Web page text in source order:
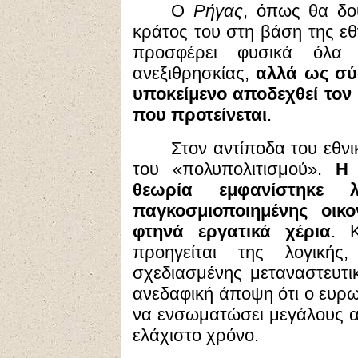
Ο Ρήγας, όπως θα
κράτος του στη βάση της
προσφέρει φυσικά όλα
ανεξιθρησκίας,αλλά ως
υποκείμενο αποδεχθεί
που προτείνεται.
Στον αντίποδα του
του «πολυπολιτισμού». Η
θεωρία
παγκοσμιοποιημένης
φτηνά εργατικά χέρια.
προηγείται της
σχεδιασμένης
ανεδαφική άποψη ότι ο
να ενσωματώσει μεγάλους
ελάχιστο χρόνο.